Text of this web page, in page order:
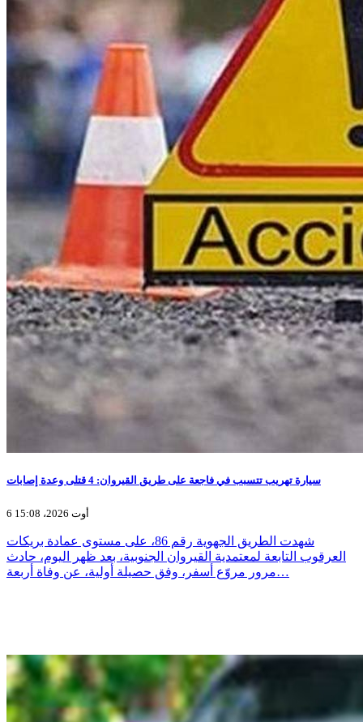
سيارة تهريب تتسبب في فاجعة على طريق القيروان: 4 قتلى وعدة إصابات
6 أوت 2026، 15:08
شهدت الطريق الجهوية رقم 86، على مستوى عمادة بريكات
العرقوب التابعة لمعتمدية القيروان الجنوبية، بعد ظهر اليوم، حادث
مرور مروّع أسفر، وفق حصيلة أولية، عن وفاة أربعة…